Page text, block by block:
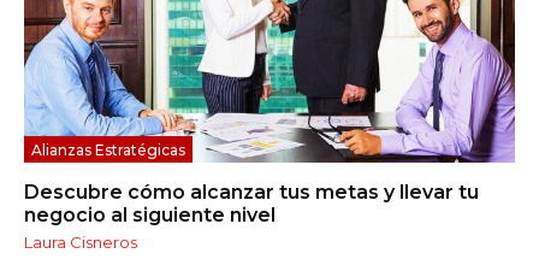
Alianzas Estratégicas
Descubre cómo alcanzar tus metas y llevar tu
negocio al siguiente nivel
Laura Cisneros